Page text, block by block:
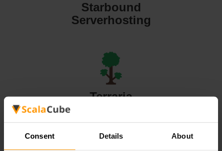
Consent Details About
Starbound
Serverhosting
Terraria